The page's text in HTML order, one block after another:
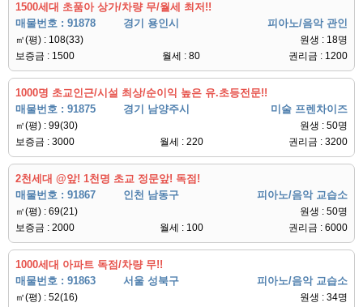
1500세대 초품아 상가/차량 무/월세 최저!!
매물번호 : 91878
경기 용인시 피아노/음악 관인
㎡(평) : 108(33)
원생 : 18명
보증금 : 1500
월세 : 80 권리금 : 1200
1000명 초교인근/시설 최상/순이익 높은 유.초등전문!!
매물번호 : 91875
경기 남양주시 미술 프렌차이즈
㎡(평) : 99(30)
원생 : 50명
보증금 : 3000
월세 : 220 권리금 : 3200
2천세대 @앞! 1천명 초교 정문앞! 독점!
매물번호 : 91867
인천 남동구 피아노/음악 교습소
㎡(평) : 69(21)
원생 : 50명
보증금 : 2000
월세 : 100 권리금 : 6000
1000세대 아파트 독점/차량 무!!
매물번호 : 91863
서울 성북구 피아노/음악 교습소
㎡(평) : 52(16)
원생 : 34명